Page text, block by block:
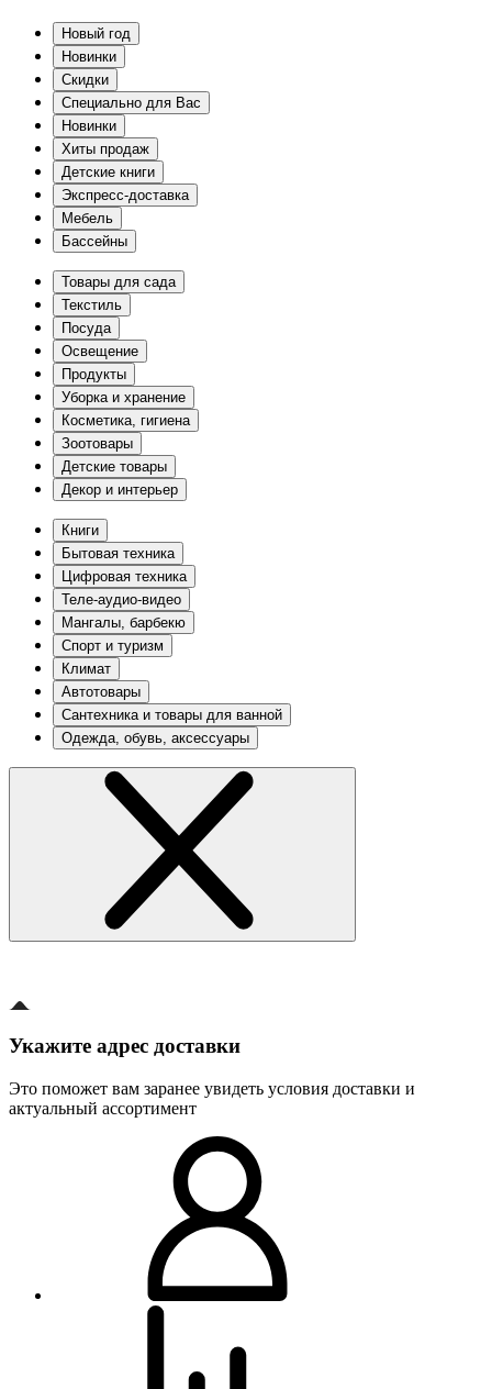
Новый год
Новинки
Скидки
Специально для Вас
Новинки
Хиты продаж
Детские книги
Экспресс-доставка
Мебель
Бассейны
Товары для сада
Текстиль
Посуда
Освещение
Продукты
Уборка и хранение
Косметика, гигиена
Зоотовары
Детские товары
Декор и интерьер
Книги
Бытовая техника
Цифровая техника
Теле-аудио-видео
Мангалы, барбекю
Спорт и туризм
Климат
Автотовары
Сантехника и товары для ванной
Одежда, обувь, аксессуары
Укажите адрес доставки
Это поможет вам заранее увидеть условия доставки и
актуальный ассортимент